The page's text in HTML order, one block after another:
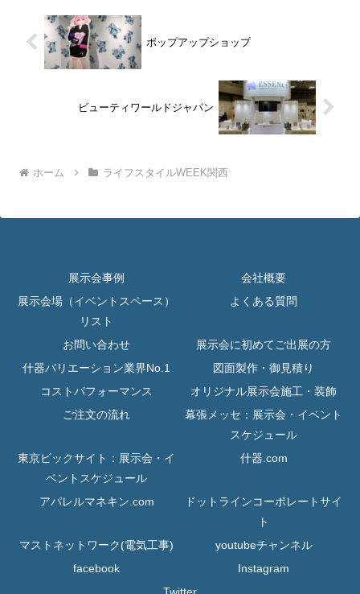
ポップアップショップ
ビューティワールドジャパン
ホーム ライフスタイルWEEK関西
展示会事例
会社概要
展示会場（イベントスペース）
リスト
よくある質問
お問い合わせ
展示会に初めてご出展の方
什器バリエーション業界No.1
図面製作・御見積り
コストパフォーマンス
オリジナル展示会施工・装飾
ご注文の流れ
幕張メッセ：展示会・イベント
スケジュール
東京ビックサイト：展示会・イ
ベントスケジュール
什器.com
アパレルマネキン.com
ドットラインコーポレートサイ
ト
マストネットワーク(電気工事)
youtubeチャンネル
facebook
Instagram